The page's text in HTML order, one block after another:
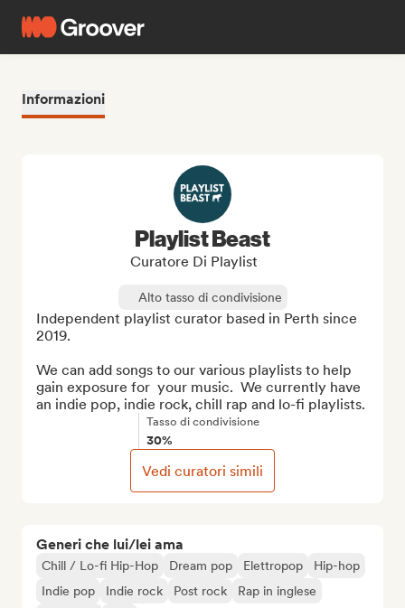
Informazioni
Generi che lui/lei ama
Chill / Lo-fi Hip-Hop Dream pop Elettropop
Hip-hop
Indie pop
Indie rock Post rock
Rap in inglese
Playlist Beast
Curatore Di Playlist
Alto tasso di condivisione
Independent playlist curator based in Perth since
2019.
We can add songs to our various playlists to help
gain exposure for  your music.  We currently have
an indie pop, indie rock, chill rap and lo-fi playlists.
Tasso di condivisione
30%
Vedi curatori simili